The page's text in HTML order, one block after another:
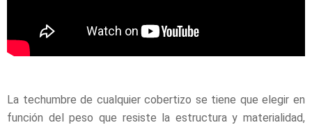
La techumbre de cualquier cobertizo se tiene que elegir en
función del peso que resiste la estructura y materialidad,